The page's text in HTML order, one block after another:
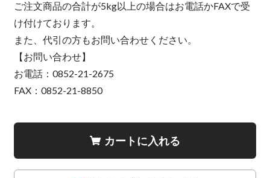
ご注文商品の合計が5kg以上の場合はお電話かFAXで受
け付けております。
また、代引の方もお問い合わせください。
【お問い合わせ】
お電話：0852-21-2675
FAX：0852-21-8850
カートに入れる